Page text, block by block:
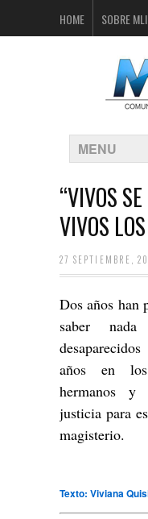
HOME SOBRE MLI
MENU
“VIVOS
VIVOS
27 SEPTIEMBRE,
Dos años han
saber
años en
hermanos y
justicia para
magisterio.
Texto: Viviana